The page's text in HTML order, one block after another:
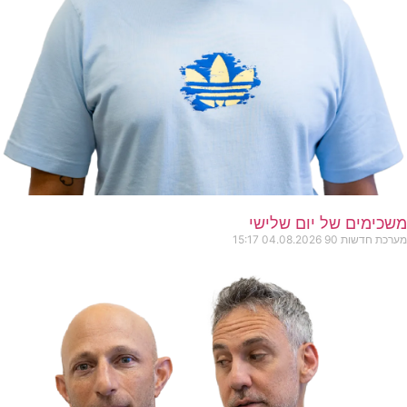
משכימים של יום שלישי
מערכת חדשות 90 04.08.2026
15:17